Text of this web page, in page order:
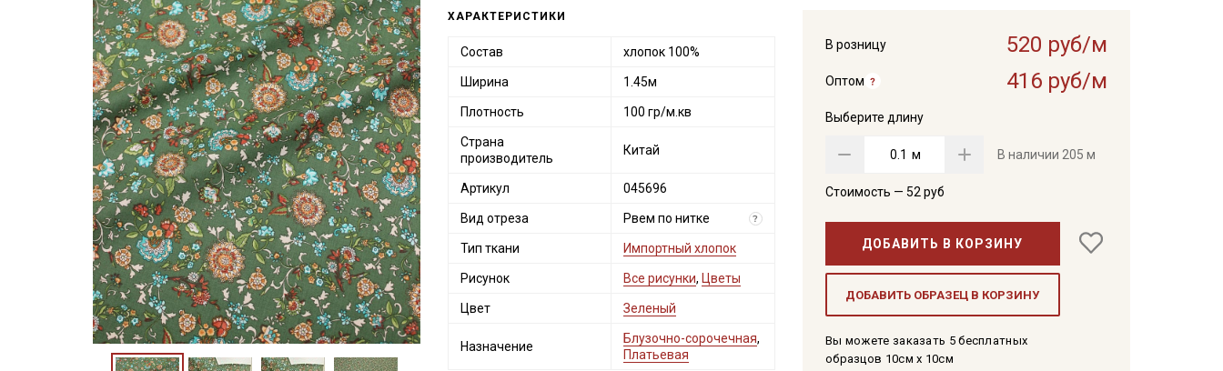
В розницу 520 руб/м
Оптом 416 руб/м
Выберите длину
м В наличии 205 м
Стоимость — 52 руб
ДОБАВИТЬ В КОРЗИНУ
ДОБАВИТЬ ОБРАЗЕЦ В КОРЗИНУ
Вы можете заказать 5 бесплатных
образцов 10см x 10см
ХАРАКТЕРИСТИКИ
Состав хлопок 100%
Ширина 1.45м
Плотность 100 гр/м.кв
Страна
производитель
Китай
Артикул 045696
Вид отреза Рвем по нитке ?
Тип ткани Импортный хлопок
Рисунок Все рисунки, Цветы
Цвет Зеленый
Назначение
Блузочно-сорочечная,
Платьевая